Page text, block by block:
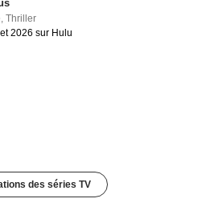
,Thriller
2026 sur Hulu
des séries TV